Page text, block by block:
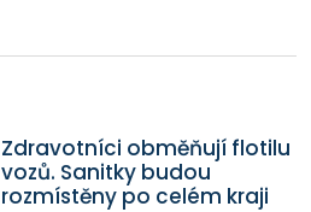
Zdravotníci obměňují flotilu
vozů. Sanitky budou
rozmístěny po celém kraji